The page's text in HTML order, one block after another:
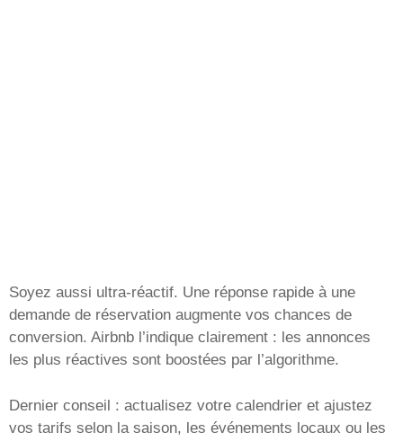
Soyez aussi ultra-réactif. Une réponse rapide à une
demande de réservation augmente vos chances de
conversion. Airbnb l’indique clairement : les annonces
les plus réactives sont boostées par l’algorithme.
Dernier conseil : actualisez votre calendrier et ajustez
vos tarifs selon la saison, les événements locaux ou les